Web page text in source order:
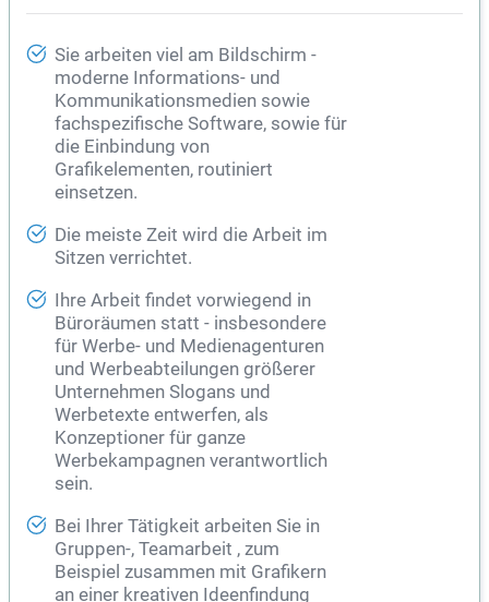
Sie arbeiten viel am Bildschirm -
moderne Informations- und
Kommunikationsmedien sowie
fachspezifische Software, sowie für
die Einbindung von
Grafikelementen, routiniert
einsetzen.
Die meiste Zeit wird die Arbeit im
Sitzen verrichtet.
Ihre Arbeit findet vorwiegend in
Büroräumen statt - insbesondere
für Werbe- und Medienagenturen
und Werbeabteilungen größerer
Unternehmen Slogans und
Werbetexte entwerfen, als
Konzeptioner für ganze
Werbekampagnen verantwortlich
sein.
Bei Ihrer Tätigkeit arbeiten Sie in
Gruppen-, Teamarbeit , zum
Beispiel zusammen mit Grafikern
an einer kreativen Ideenfindung